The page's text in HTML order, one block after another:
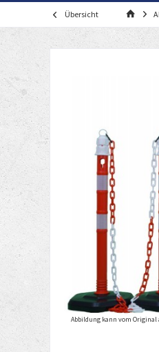
Übersicht
Abbildung kann vom Original